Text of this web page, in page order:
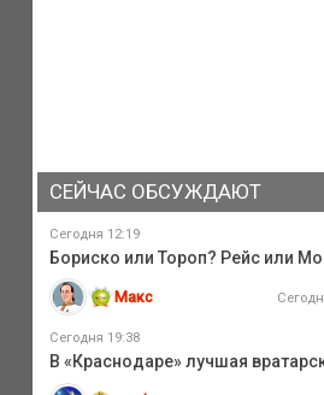
СЕЙЧАС ОБСУЖДАЮТ
Сегодня 12:19
Бориско или Тороп? Рейс или
Макс
Сегодня 19:38
В «Краснодаре» лучшая